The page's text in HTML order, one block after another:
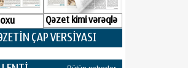
oxu Qəzet kimi vərəqlə
ÇAP VERSİYASI